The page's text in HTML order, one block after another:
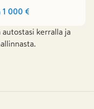
1 000 €
autostasi kerralla ja